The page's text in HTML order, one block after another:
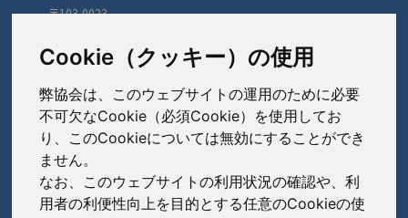
Cookie（クッキー）の使用
弊協会は、このウェブサイトの運用のために必要
不可欠なCookie（必須Cookie）を使用してお
り、このCookieについては無効にすることができ
ません。
なお、このウェブサイトの利用状況の確認や、利
用者の利便性向上を目的とする任意のCookieの使
〒103-0023
TEL: 03-3279-1890 / FAX: 03-3241-2978
会員会社（あ〜さ）
あゆみ製薬株式会社
岩城製薬株式会社
大蔵製薬株式会社
会員会社（た〜は）
大興製薬株式会社